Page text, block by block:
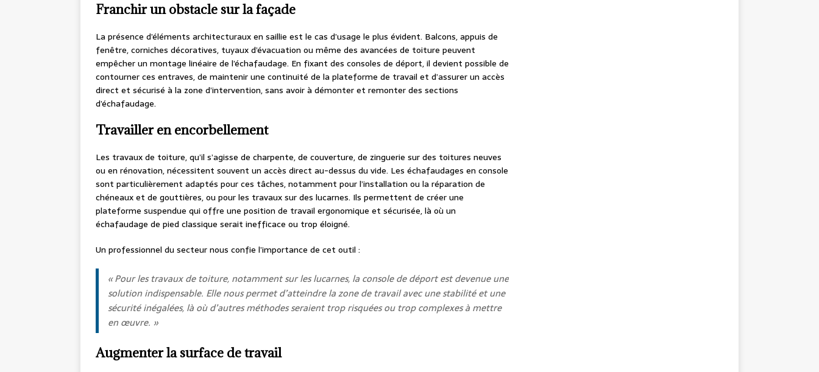
Franchir un obstacle sur la façade
La présence d’éléments architecturaux en saillie est le cas d’usage le plus évident. Balcons, appuis de
fenêtre, corniches décoratives, tuyaux d’évacuation ou même des avancées de toiture peuvent
empêcher un montage linéaire de l’échafaudage. En fixant des consoles de déport, il devient possible de
contourner ces entraves, de maintenir une continuité de la plateforme de travail et d’assurer un accès
direct et sécurisé à la zone d’intervention, sans avoir à démonter et remonter des sections
d’échafaudage.
Travailler en encorbellement
Les travaux de toiture, qu’il s’agisse de charpente, de couverture, de zinguerie sur des toitures neuves
ou en rénovation, nécessitent souvent un accès direct au-dessus du vide. Les échafaudages en console
sont particulièrement adaptés pour ces tâches, notamment pour l’installation ou la réparation de
chéneaux et de gouttières, ou pour les travaux sur des lucarnes. Ils permettent de créer une
plateforme suspendue qui offre une position de travail ergonomique et sécurisée, là où un
échafaudage de pied classique serait inefficace ou trop éloigné.
Un professionnel du secteur nous confie l’importance de cet outil :
« Pour les travaux de toiture, notamment sur les lucarnes, la console de déport est devenue une
solution indispensable. Elle nous permet d’atteindre la zone de travail avec une stabilité et une
sécurité inégalées, là où d’autres méthodes seraient trop risquées ou trop complexes à mettre
en œuvre. »
Augmenter la surface de travail